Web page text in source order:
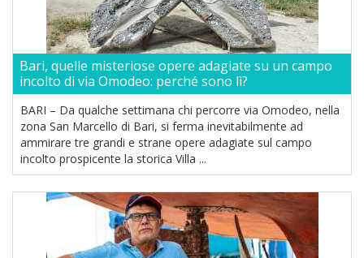
Bari, quelle misteriose opere adagiate su un campo
incolto di via Omodeo: perché sono lì?
BARI – Da qualche settimana chi percorre via Omodeo, nella
zona San Marcello di Bari, si ferma inevitabilmente ad
ammirare tre grandi e strane opere adagiate sul campo
incolto prospicente la storica Villa ...